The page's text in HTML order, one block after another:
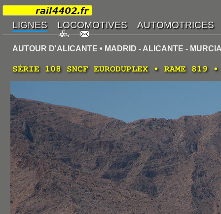
AUTOUR D'ALICANTE • MADRID - ALICANTE -
SÉRIE 108 SNCF EURODUPLEX • RAME 819 •